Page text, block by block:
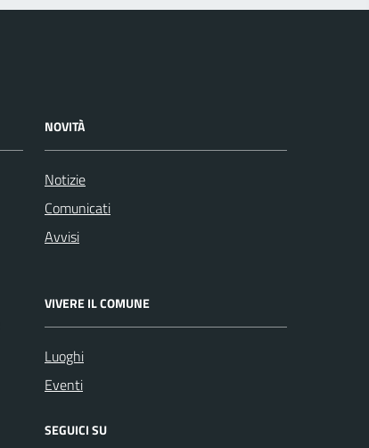
NOVITÀ
Notizie
Comunicati
Avvisi
VIVERE IL COMUNE
Luoghi
Eventi
SEGUICI SU